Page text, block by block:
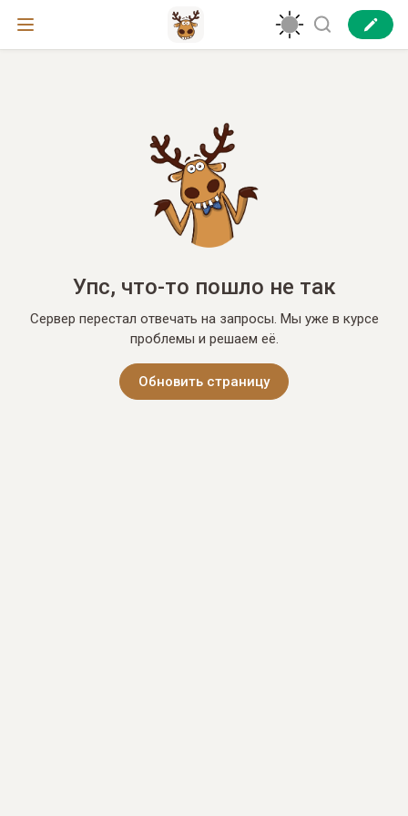
Упс, что-то пошло не так
Сервер перестал отвечать на запросы. Мы уже в курсе
проблемы и решаем её.
Обновить страницу